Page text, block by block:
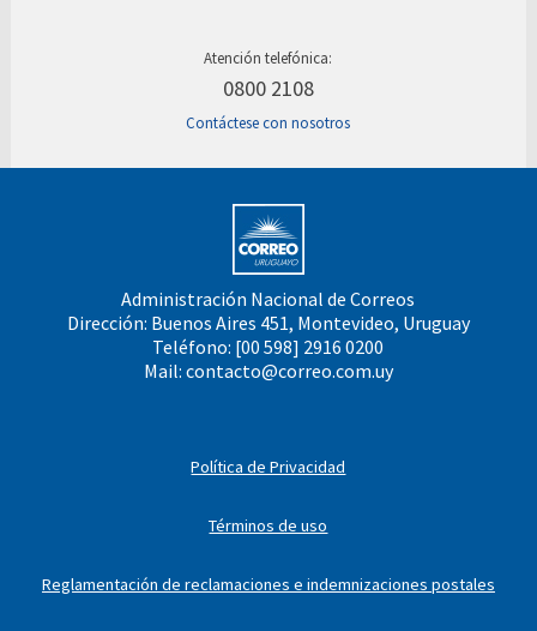
Atención telefónica:
0800 2108
Contáctese con nosotros
Administración Nacional de Correos
Dirección: Buenos Aires 451, Montevideo, Uruguay
Teléfono: [00 598] 2916 0200
Mail: contacto@correo.com.uy
Política de Privacidad
Términos de uso
Reglamentación de reclamaciones e indemnizaciones postales